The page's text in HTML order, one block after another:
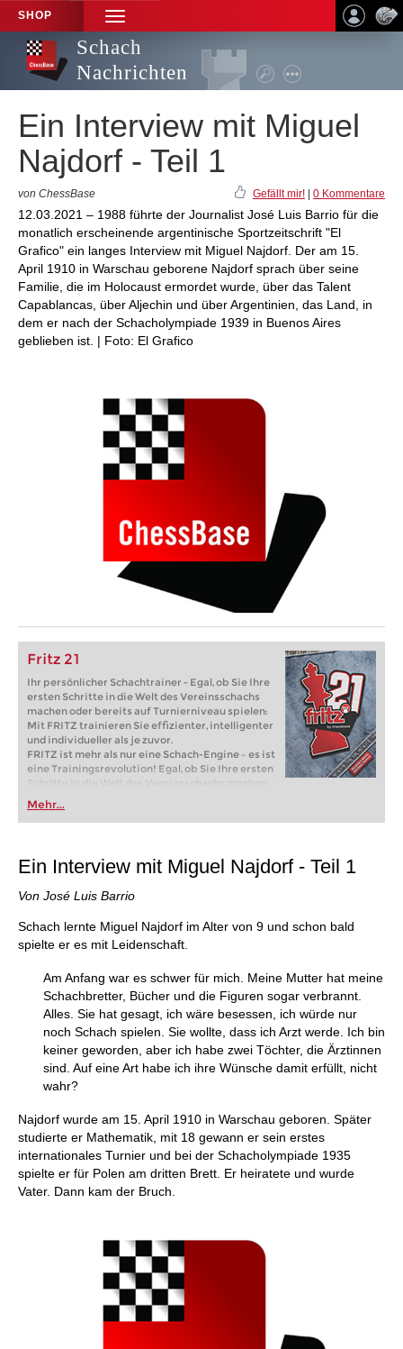
SHOP
TOGGLE
NAVIGATION
Schach
Nachrichten
Ein Interview mit Miguel
Najdorf - Teil 1
von ChessBase Gefällt mir! 0 Kommentare
12.03.2021 – 1988 führte der Journalist José Luis Barrio für die
monatlich erscheinende argentinische Sportzeitschrift "El
Grafico" ein langes Interview mit Miguel Najdorf. Der am 15.
April 1910 in Warschau geborene Najdorf sprach über seine
Familie, die im Holocaust ermordet wurde, über das Talent
Capablancas, über Aljechin und über Argentinien, das Land, in
dem er nach der Schacholympiade 1939 in Buenos Aires
geblieben ist. | Foto: El Grafico
Fritz 21
Ihr persönlicher Schachtrainer - Egal, ob Sie Ihre
ersten Schritte in die Welt des Vereinsschachs
machen oder bereits auf Turnierniveau spielen:
Mit FRITZ trainieren Sie effizienter, intelligenter
und individueller als je zuvor.
FRITZ ist mehr als nur eine Schach-Engine – es ist
eine Trainingsrevolution! Egal, ob Sie Ihre ersten
Schritte in die Welt des Vereinsschachs machen
oder bereits auf Turnierniveau spielen: Mit
FRITZ trainieren Sie effizienter, intelligenter und
individueller als je zuvor.
Mehr...
Ein Interview mit Miguel Najdorf - Teil 1
Von José Luis Barrio
Schach lernte Miguel Najdorf im Alter von 9 und schon bald
spielte er es mit Leidenschaft.
Am Anfang war es schwer für mich. Meine Mutter hat meine
Schachbretter, Bücher und die Figuren sogar verbrannt.
Alles. Sie hat gesagt, ich wäre besessen, ich würde nur
noch Schach spielen. Sie wollte, dass ich Arzt werde. Ich bin
keiner geworden, aber ich habe zwei Töchter, die Ärztinnen
sind. Auf eine Art habe ich ihre Wünsche damit erfüllt, nicht
wahr?
Najdorf wurde am 15. April 1910 in Warschau geboren. Später
studierte er Mathematik, mit 18 gewann er sein erstes
internationales Turnier und bei der Schacholympiade 1935
spielte er für Polen am dritten Brett. Er heiratete und wurde
Vater. Dann kam der Bruch.